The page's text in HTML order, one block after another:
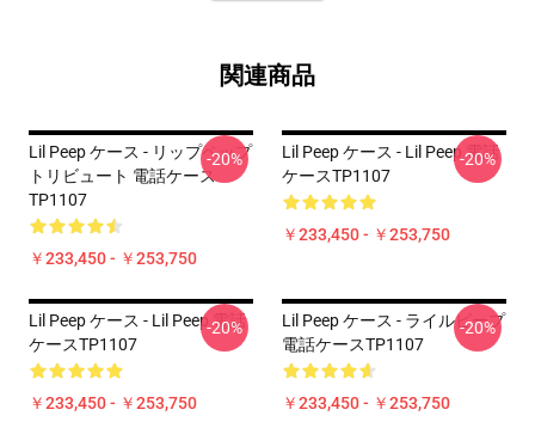
関連商品
Lil Peep ケース - リップペップ
トリビュート 電話ケース
TP1107
￥233,450 - ￥253,750
-20%
Lil Peep ケース - Lil Peep 電話
ケースTP1107
￥233,450 - ￥253,750
-20%
Lil Peep ケース - Lil Peep 電話
ケースTP1107
￥233,450 - ￥253,750
-20%
Lil Peep ケース - ライルピープ
電話ケースTP1107
￥233,450 - ￥253,750
-20%